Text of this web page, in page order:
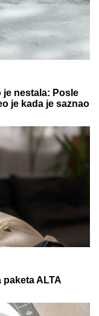
za vikend:
se spontano